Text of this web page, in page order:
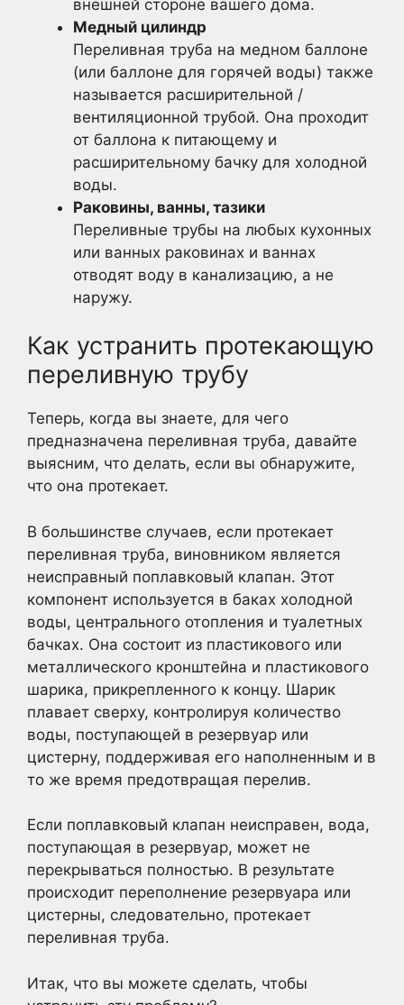
внешней стороне вашего дома.
Медный цилиндр
Переливная труба на медном баллоне
(или баллоне для горячей воды) также
называется расширительной /
вентиляционной трубой. Она проходит
от баллона к питающему и
расширительному бачку для холодной
воды.
Раковины, ванны, тазики
Переливные трубы на любых кухонных
или ванных раковинах и ваннах
отводят воду в канализацию, а не
наружу.
Как устранить протекающую
переливную трубу
Теперь, когда вы знаете, для чего
предназначена переливная труба, давайте
выясним, что делать, если вы обнаружите,
что она протекает.
В большинстве случаев, если протекает
переливная труба, виновником является
неисправный поплавковый клапан. Этот
компонент используется в баках холодной
воды, центрального отопления и туалетных
бачках. Она состоит из пластикового или
металлического кронштейна и пластикового
шарика, прикрепленного к концу. Шарик
плавает сверху, контролируя количество
воды, поступающей в резервуар или
цистерну, поддерживая его наполненным и в
то же время предотвращая перелив.
Если поплавковый клапан неисправен, вода,
поступающая в резервуар, может не
перекрываться полностью. В результате
происходит переполнение резервуара или
цистерны, следовательно, протекает
переливная труба.
Итак, что вы можете сделать, чтобы